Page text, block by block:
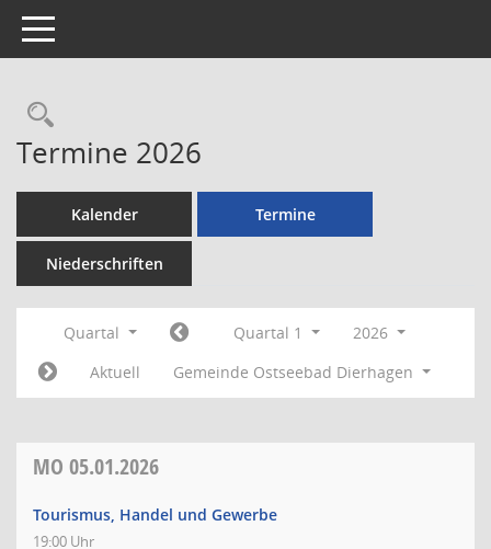
Toggle navigation
Rechercheauswahl
Termine 2026
Kalender Termine
Niederschriften
Quartal Quartal 1
2026
Aktuell
Gemeinde Ostseebad Dierhagen
MO 05.01.2026
Tourismus, Handel und Gewerbe
19:00 Uhr